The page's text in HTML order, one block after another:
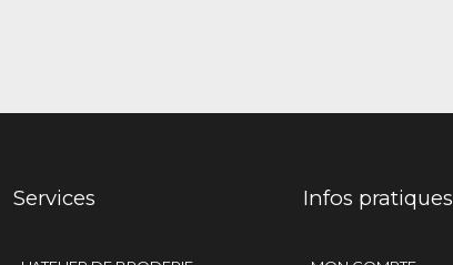
Services Infos pratiques